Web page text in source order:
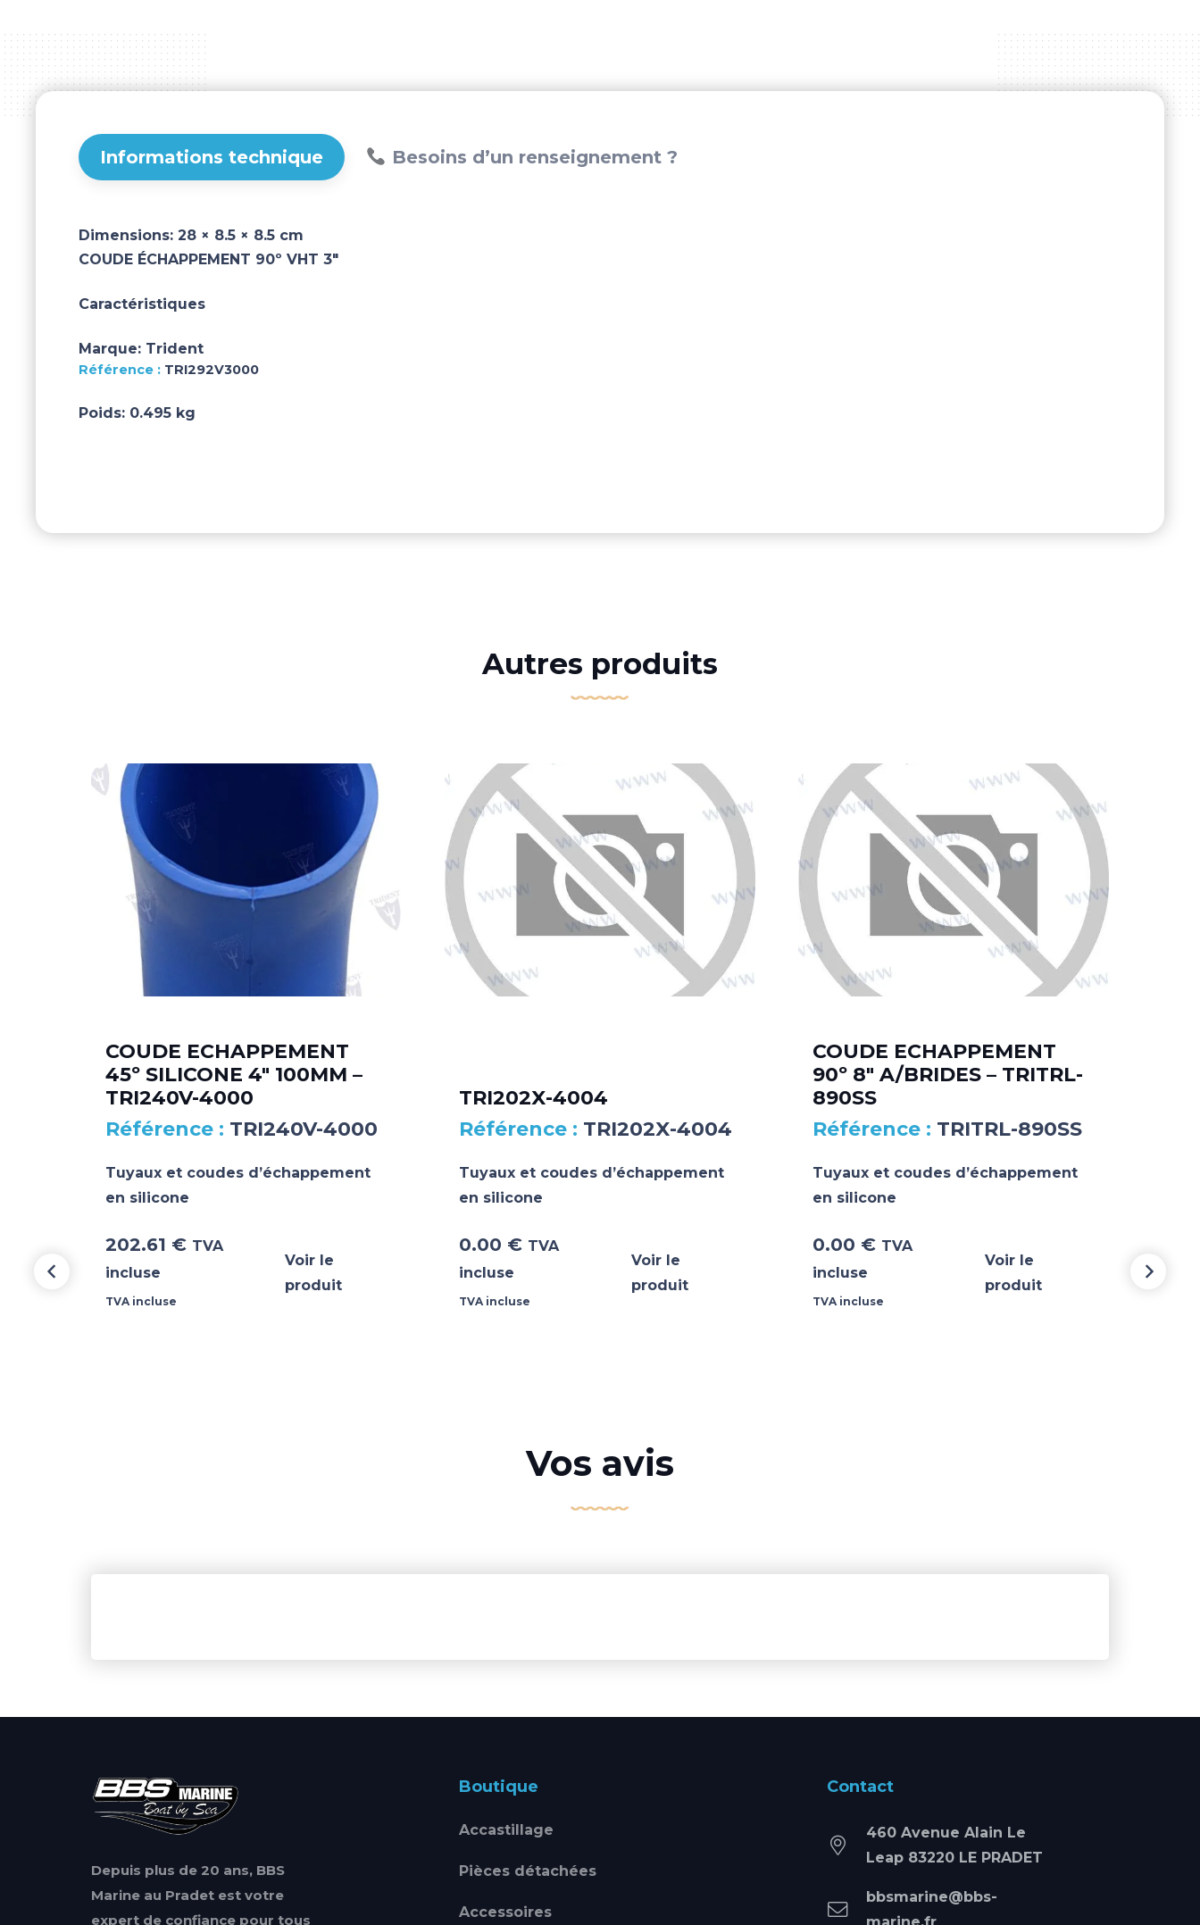
Informations technique Besoins d’un renseignement ?
Dimensions: 28 × 8.5 × 8.5 cm
COUDE ÉCHAPPEMENT 90º VHT 3"
Caractéristiques
Marque: Trident
TRI292V3000
Poids: 0.495 kg
Autres produits
COUDE ECHAPPEMENT
45º SILICONE 4″ 100MM –
TRI240V-4000
TRI240V-4000
Tuyaux et coudes d’échappement
en silicone
202.61 € TVA
incluse
TVA incluse
Voir le
produit
TRI202X-4004
TRI202X-4004
Tuyaux et coudes d’échappement
en silicone
0.00 € TVA
incluse
TVA incluse
Voir le
produit
COUDE ECHAPPEMENT
90º 8″ A/BRIDES – TRITRL-
890SS
TRITRL-890SS
Tuyaux et coudes d’échappement
en silicone
0.00 € TVA
incluse
TVA incluse
Voir le
produit
Vos avis
Depuis plus de 20 ans, BBS
Marine au Pradet est votre
expert de confiance pour tous
Boutique
Accastillage
Pièces détachées
Accessoires
Contact
460 Avenue Alain Le
Leap 83220 LE PRADET
bbsmarine@bbs-
marine.fr